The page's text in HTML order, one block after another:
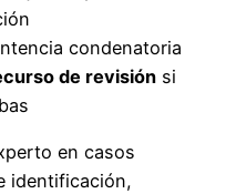
condenatoria
de revisión si
en casos
identificación,